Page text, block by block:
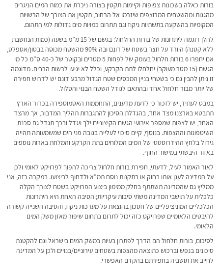
בורות כאלה בשכונות צפופות וקיימות תקטין בצורה ניכרת את כמות המים הניגרים
מהגגות ומהשטחים המרוצפים שיזרמו אל הרחוב, תקטין את הצורך של הרשויות
המקומיות בהשקעה בתשתיות ניקוז וגם תתרום כמויות מים גדולות למי התהום.
להלן דוגמה ליתרונות של בורות החלחול: בגשם של 15 מ”מ בשעה (כמות הנחשבת
ללא קטנה) היורד על חצר בשטח של דונם ובה 90% מהשטח מכוסה בבטון/אספלט,
אם יחפרו 6 בורות חלחול בעומק של לפחות 5 מטרים ובקוטר של כ-40 ס”מ כל מי
הגשם (15 מטר מעוקב) יחלחלו לתת הקרקע, וכלל לא יגיעו לרשות הרבים. מדוגמה
זו ניתן להבין גם כי בשטחי בניין המכסים שטח הגדול מרבע דונם יש לדרוש חפירה
של יותר מבור חלחול אחד ובהתאם לגודל השטח הבנוי והסלול.
במבט לעתיד, יש לזכור כי לדעת מדענים, התחממות האטמוספירה בכדור הארץ
תתבטא בארצנו מצד אחד, בהגדלת הסיכון להתגברות תהליך המדבור, אך מהצד
האחר, יש לצפות שמספר אירועי הגשם הקיצוניים ילך ויגדל ובכך תגדל גם סכנת
השיטפונות וההצפות. בנוסף, קיים סיכוי לעלייה בגובה פני הים שמשמעותה תהייה
גידול בלחץ ההידרוסטטי של המים המלוחים בתת הקרקע והמלחת בארות נוספים
באזור היבשתי במישור החוף.
לאור האמור לעיל, לדעתי, חפירת בורות חלחול צריכה להפוך לפרויקט לאומי ולכן
על המדינה לעגן אותו בחוק או בתקנות נוסח תמ”א ולדחוף לביצועו. במקרה כזה, אני
ממליץ גם שהמדינה תשתתף בחלק ממימון ביצוע הפרויקט בשטח לצורך הקלה
כלכלית על תושבי המדינה משתי סיבות עיקריות; הסיבה האחת היא היתרונות
הכלכליים המוניציפליים של חסכון בהוצאת על מערכות ניקוז, והסיבה השנייה קשורה
להיבטים הלאומיים שפרויקט כזה יכול לתרום בתחום שיפור מאזן משק המים
הלאומי.
לסיכום, בורות חלחול הם הדרך לפתרון בעיות במשק המים בישראל וגם להקטנת
סיכונים בנפש וברכוש כתוצאה מהצפות בשטחים עירוניים/בנויים ולכן על המדינה
לחייב את תושביה בחפירתם בהקדם האפשרי.